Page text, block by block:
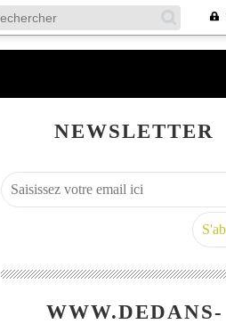
NEWSLETTER
WWW.DEDANS-